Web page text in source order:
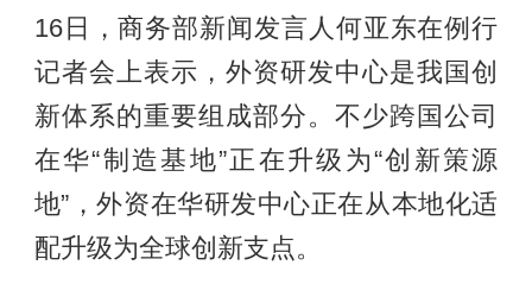
16日，商务部新闻发言人何亚东在例行
记者会上表示，外资研发中心是我国创
新体系的重要组成部分。不少跨国公司
在华“制造基地”正在升级为“创新策源
地”，外资在华研发中心正在从本地化适
配升级为全球创新支点。